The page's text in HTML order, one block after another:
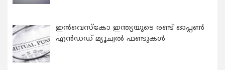
ഇന്‍വെസ്കോ ഇന്ത്യയുടെ രണ്ട് ഓപ്പണ്‍
എന്‍ഡഡ് മ്യൂച്വല്‍ ഫണ്ടുകള്‍